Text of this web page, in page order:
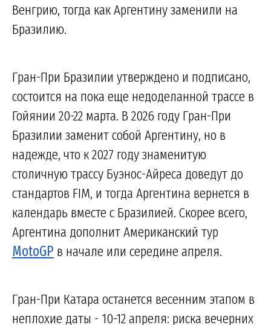
Венгрию, тогда как Аргентину заменили на
Бразилию.
Гран-При Бразилии утверждено и подписано,
состоится на пока еще недоделанной трассе в
Гойянии 20-22 марта. В 2026 году Гран-При
Бразилии заменит собой Аргентину, но в
надежде, что к 2027 году знаменитую
столичную трассу Буэнос-Айреса доведут до
стандартов FIM, и тогда Аргентина вернется в
календарь вместе с Бразилией. Скорее всего,
Аргентина дополнит Американский тур
MotoGP в начале или середине апреля.
Гран-При Катара останется весенним этапом в
неплохие даты - 10-12 апреля: риска вечерних